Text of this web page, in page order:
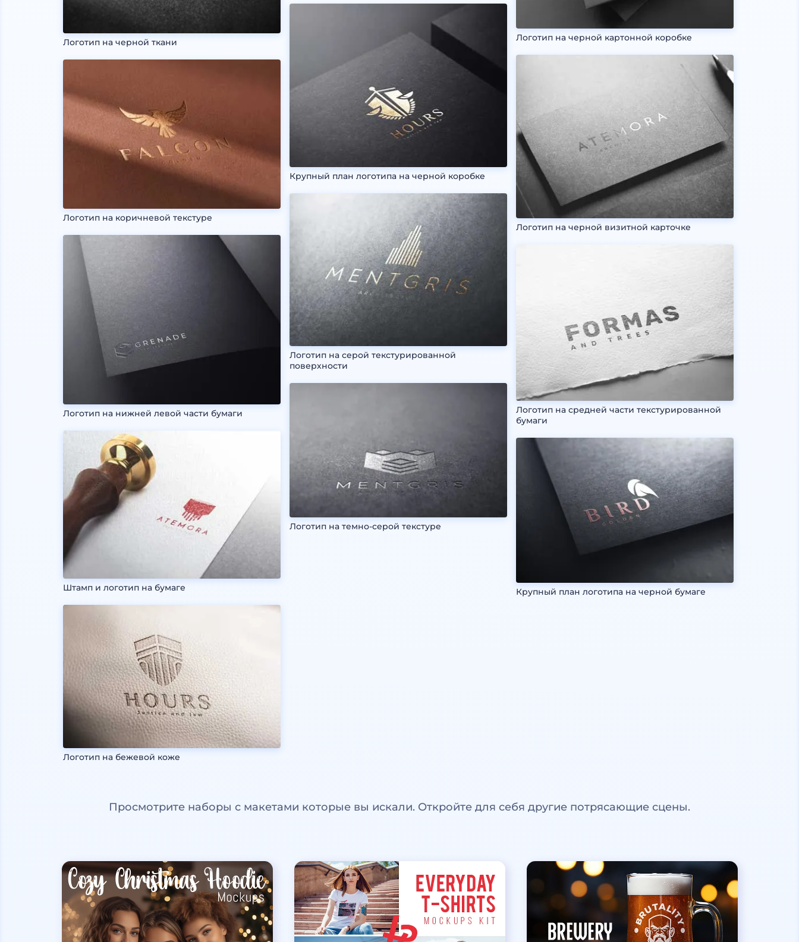
Логотип на черной ткани
Логотип на коричневой текстуре
Логотип на нижней левой части бумаги
Штамп и логотип на бумаге
Логотип на бежевой коже
Крупный план логотипа на черной коробке
Логотип на серой текстурированной
поверхности
Логотип на темно-серой текстуре
Логотип на черной картонной коробке
Логотип на черной визитной карточке
Логотип на средней части текстурированной
бумаги
Крупный план логотипа на черной бумаге
Просмотрите наборы с макетами которые вы искали. Откройте для себя другие потрясающие сцены.